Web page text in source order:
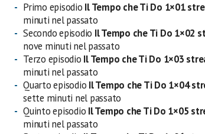
Primo episodio Il Tempo che Ti Do 1×01
minuti nel passato
Secondo episodio Il Tempo che Ti Do 1×02
nove minuti nel passato
Terzo episodio Il Tempo che Ti Do 1×03
minuti nel passato
Quarto episodio Il Tempo che Ti Do 1×04
sette minuti nel passato
Quinto episodio Il Tempo che Ti Do 1×05
minuti nel passato